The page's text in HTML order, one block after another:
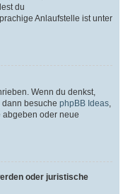
du
Anlaufstelle ist unter
Wenn du denkst,
besuche phpBB Ideas,
abgeben oder neue
oder juristische